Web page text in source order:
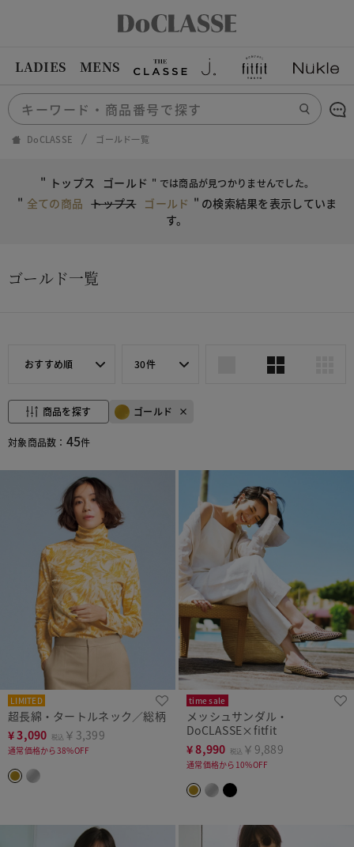
LADIES MENS
DoCLASSE ゴールド一覧
" トップス ゴールド " では商品が見つかりませんでした。
" 全ての商品 トップス ゴールド " の検索結果を表示していま
す。
ゴールド一覧
おすすめ順 30件
商品を探す ゴールド
対象商品数： 45件
LIMITED
超長綿・タートルネック／総柄
¥3,090 税込 ￥3,399
通常価格から38%OFF
time sale
メッシュサンダル・
DoCLASSE×fitfit
¥8,990 税込 ￥9,889
通常価格から10%OFF